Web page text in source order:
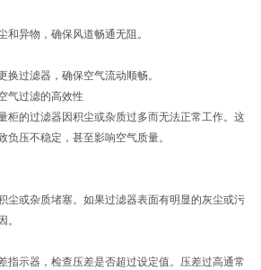
异物，确保风道畅通无阻。
过滤器，确保空气流动顺畅。
过滤的高效性
的过滤器因积尘或杂质过多而无法正常工作。这
负压不稳定，甚至影响空气质量。
或杂质堵塞。如果过滤器表面有明显的灰尘或污
。
示器，检查压差是否超过设定值。压差过高通常